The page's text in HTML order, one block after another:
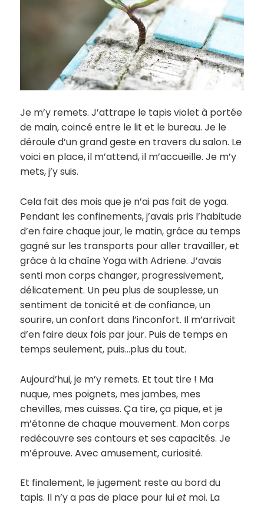
Je m’y remets. J’attrape le tapis violet à portée
de main, coincé entre le lit et le bureau. Je le
déroule d’un grand geste en travers du salon. Le
voici en place, il m’attend, il m’accueille. Je m’y
mets, j’y suis.
Cela fait des mois que je n’ai pas fait de yoga.
Pendant les confinements, j’avais pris l’habitude
d’en faire chaque jour, le matin, grâce au temps
gagné sur les transports pour aller travailler, et
grâce à la chaîne Yoga with Adriene. J’avais
senti mon corps changer, progressivement,
délicatement. Un peu plus de souplesse, un
sentiment de tonicité et de confiance, un
sourire, un confort dans l’inconfort. Il m’arrivait
d’en faire deux fois par jour. Puis de temps en
temps seulement, puis…plus du tout.
Aujourd’hui, je m’y remets. Et tout tire ! Ma
nuque, mes poignets, mes jambes, mes
chevilles, mes cuisses. Ça tire, ça pique, et je
m’étonne de chaque mouvement. Mon corps
redécouvre ses contours et ses capacités. Je
m’éprouve. Avec amusement, curiosité.
Et finalement, le jugement reste au bord du
tapis. Il n’y a pas de place pour luiet moi. La